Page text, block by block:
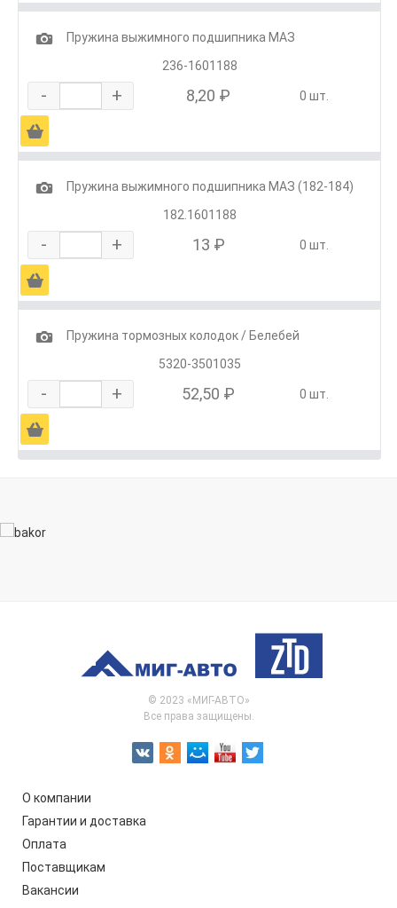
1
Пружина выжимного подшипника МАЗ
236-1601188
- + 8,20 ₽ 0 шт.
Ä
1
Пружина выжимного подшипника МАЗ (182-184)
182.1601188
- + 13 ₽ 0 шт.
Ä
1
Пружина тормозных колодок / Белебей
5320-3501035
- + 52,50 ₽ 0 шт.
Ä
© 2023 «МИГ-АВТО»
Все права защищены.
О компании
Гарантии и доставка
Оплата
Поставщикам
Вакансии